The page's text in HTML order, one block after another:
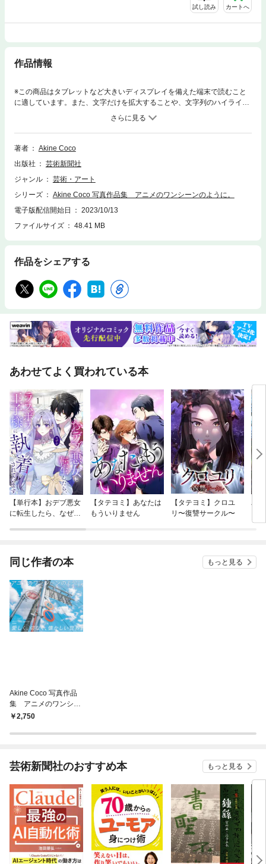
試し読み カートへ
作品情報
※この商品はタブレットなど大きいディスプレイを備えた端末で読むこと
に適しています。また、文字だけを拡大することや、文字列のハイライ
ト、検索、辞書の参照、引用などの機能が使用できません。▼ContentsC
hapter1 夏の記憶を巡るChapter2 夕暮れの魔法Chapter3 アフターダーク
Chapter4 秋風に吹かれてChapter5 続く世界【プロフィール】Akine Coco
福井出身。写真家。Twitterに投稿されるアニメのワンシーンのような写真
87
著者
Akine Coco
出版社
芸術新聞社
ジャンル
芸術・アート
シリーズ
Akine Coco 写真作品集 アニメのワンシーンのように。
電子版配信開始日
2023/10/13
ファイルサイズ
48.41 MB
作品をシェアする
あわせてよく買われている本
【単行本】おデブ悪女
に転生したら、なぜか
【タテヨミ】あなたは
もういりません
【タテヨミ】クロユ
リ〜復讐サークル〜
バ
今
同じ作者の本 もっと見る
Akine Coco 写真作品
集 アニメのワンシー
ンのように。
2,750
芸術新聞社のおすすめ本 もっと見る